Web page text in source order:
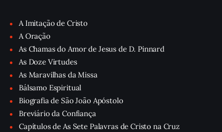
A Imitação de Cristo
A Oração
As Chamas do Amor de Jesus de D. Pinnard
As Doze Virtudes
As Maravilhas da Missa
Bálsamo Espiritual
Biografia de São João Apóstolo
Breviário da Confiança
Capítulos de As Sete Palavras de Cristo na Cruz